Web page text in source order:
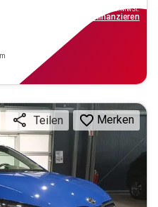
inkl.MwSt.
finanzieren
Teilen Merken